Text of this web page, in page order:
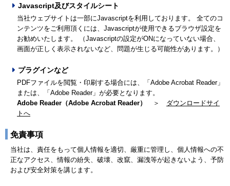
Javascript及びスタイルシート
当社ウェブサイトは一部にJavascriptを利用しております。 全てのコ
ンテンツをご利用頂くには、Javascriptが使用できるブラウザ設定を
お勧めいたします。 （Javascriptの設定がONになっていない場合、
画面が正しく表示されないなど、問題が生じる可能性があります。）
プラグインなど
PDFファイルを閲覧・印刷する場合には、「Adobe Acrobat Reader」
または、「Adobe Reader」が必要となります。
Adobe Reader（Adobe Acrobat Reader）
＞ ダウンロードサイ
トへ
免責事項
当社は、責任をもって個人情報を適切、厳重に管理し、個人情報への不
正なアクセス、情報の紛失、破壊、改竄、漏洩等が起きないよう、予防
および安全対策を講じます。